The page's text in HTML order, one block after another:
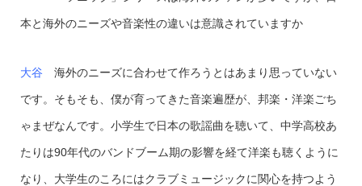
本と海外のニーズや音楽性の違いは意識されていますか
大谷 海外のニーズに合わせて作ろうとはあまり思っていない
です。そもそも、僕が育ってきた音楽遍歴が、邦楽・洋楽ごち
ゃまぜなんです。小学生で日本の歌謡曲を聴いて、中学高校あ
たりは90年代のバンドブーム期の影響を経て洋楽も聴くように
なり、大学生のころにはクラブミュージックに関心を持つよう